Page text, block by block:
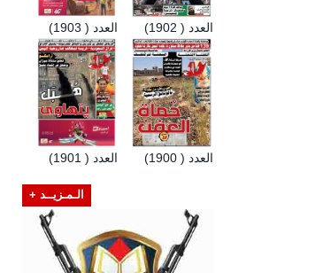
العدد ( 1903) العدد ( 1902)
العدد ( 1901) العدد ( 1900)
الـمـزيــد +